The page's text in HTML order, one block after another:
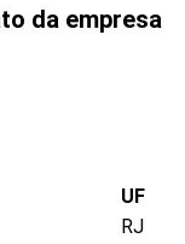
da empresa
UF
RJ